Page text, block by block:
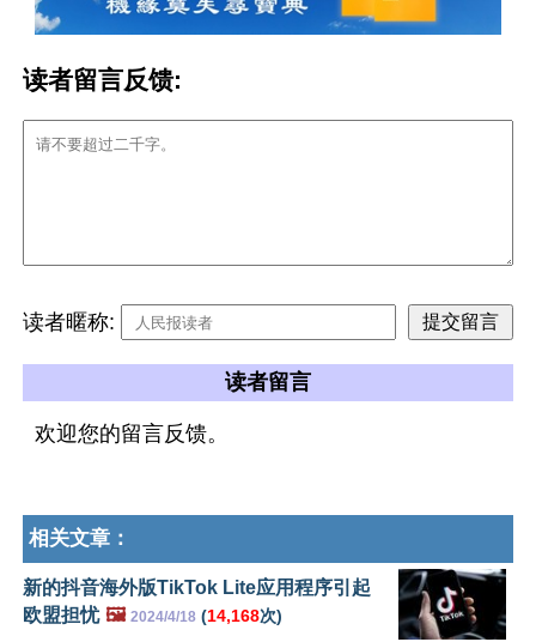
读者留言反馈:
读者暱称:
读者留言
欢迎您的留言反馈。
相关文章：
新的抖音海外版TikTok Lite应用程序引起
欧盟担忧 🖼️ 2024/4/18 (14,168次)